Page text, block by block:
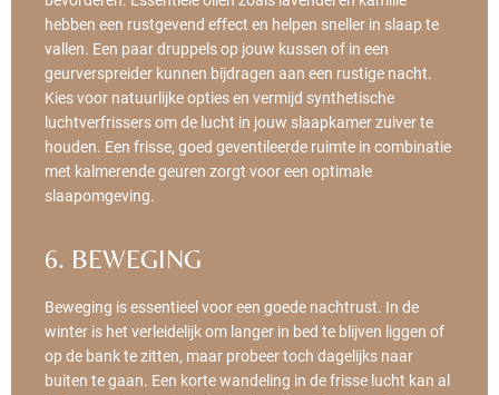
hebben een rustgevend effect en helpen sneller in slaap te
vallen. Een paar druppels op jouw kussen of in een
geurverspreider kunnen bijdragen aan een rustige nacht.
Kies voor natuurlijke opties en vermijd synthetische
luchtverfrissers om de lucht in jouw slaapkamer zuiver te
houden. Een frisse, goed geventileerde ruimte in combinatie
met kalmerende geuren zorgt voor een optimale
slaapomgeving.
6. BEWEGING
Beweging is essentieel voor een goede nachtrust. In de
winter is het verleidelijk om langer in bed te blijven liggen of
op de bank te zitten, maar probeer toch dagelijks naar
buiten te gaan. Een korte wandeling in de frisse lucht kan al